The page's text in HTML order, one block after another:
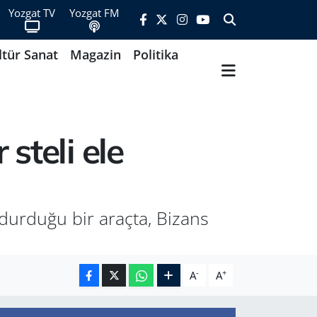
Yozgat TV Yozgat FM
Sanat Magazin
Politika
steli ele
bir araçta, Bizans
A- A+